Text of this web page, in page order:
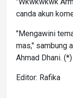
canda akun
"Mengawini
mas," sambung
Ahmad Dhani. (*)
Editor: Rafika